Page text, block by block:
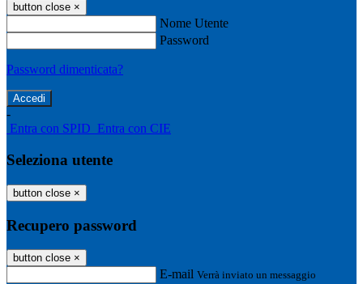
button close ×
Nome Utente
Password
Password dimenticata?
-
Entra con SPID Entra con CIE
Seleziona utente
button close ×
Recupero password
button close ×
E-mail Verrà inviato un messaggio